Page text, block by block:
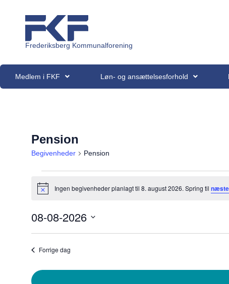
Frederiksberg Kommunalforening
Medlem i FKF Løn- og ansættelsesforhold
Pension
Begivenheder Pension
Notice Ingen begivenheder planlagt til 8. august 2026. Spring til næste
08-08-2026
dato.
Forrige dag